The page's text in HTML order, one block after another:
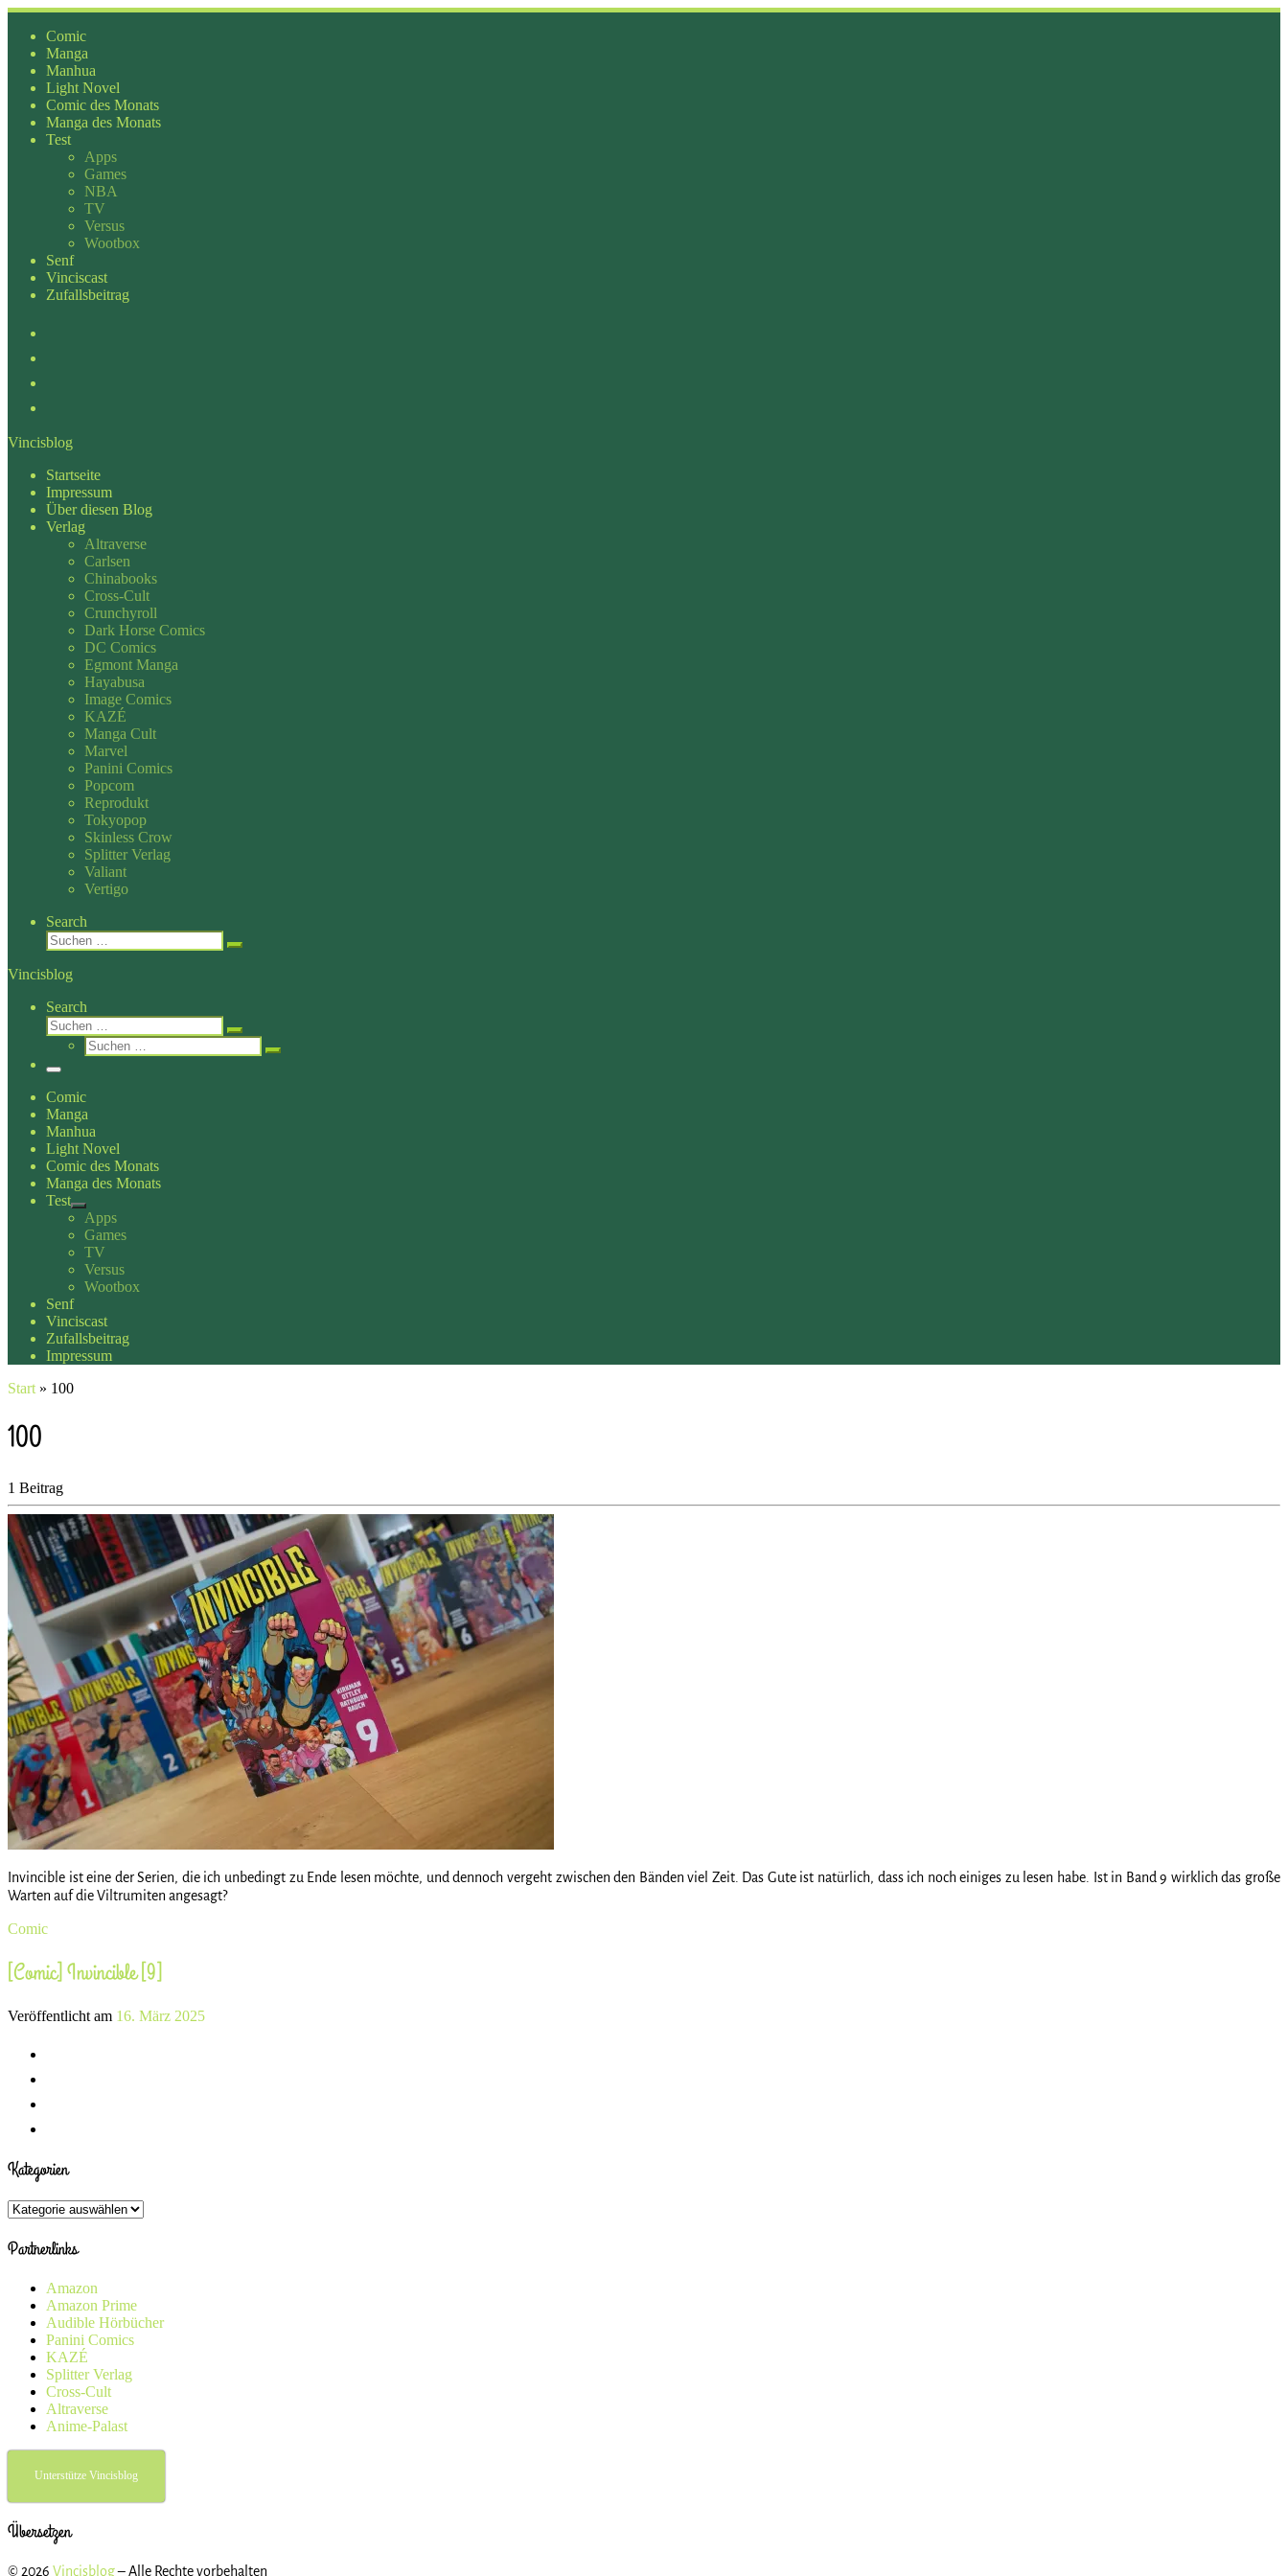
Zum
Inhalt
springen
Comic
Manga
Manhua
Light Novel
Comic des Monats
Manga des Monats
Test
Apps
Games
NBA
TV
Versus
Wootbox
Senf
Vinciscast
Zufallsbeitrag
Vincisblog
Startseite
Impressum
Über diesen Blog
Verlag
Altraverse
Carlsen
Chinabooks
Cross-Cult
Crunchyroll
Dark Horse Comics
DC Comics
Egmont Manga
Hayabusa
Image Comics
KAZÉ
Manga Cult
Marvel
Panini Comics
Popcom
Reprodukt
Tokyopop
Skinless Crow
Splitter Verlag
Valiant
Vertigo
Search
Suche
Suchen …
Vincisblog
Search
Suche
Suchen …
Suche
Suchen …
Menü
Comic
Manga
Manhua
Light Novel
Comic des Monats
Manga des Monats
Test
Apps
Games
TV
Versus
Wootbox
Senf
Vinciscast
Zufallsbeitrag
Impressum
Start » 100
100
1 Beitrag
Invincible ist eine der Serien, die ich unbedingt zu Ende lesen möchte, und dennoch vergeht zwischen den Bänden viel Zeit. Das Gute ist natürlich, dass ich noch einiges zu lesen habe. Ist in Band 9 wirklich das große
Warten auf die Viltrumiten angesagt?
Comic
[Comic] Invincible [9]
Veröffentlicht am 16. März 2025
Kategorien
Kategorien
Partnerlinks
Amazon
Amazon Prime
Audible Hörbücher
Panini Comics
KAZÉ
Splitter Verlag
Cross-Cult
Altraverse
Anime-Palast
Unterstütze Vincisblog
Übersetzen
© 2026 Vincisblog– Alle Rechte vorbehalten